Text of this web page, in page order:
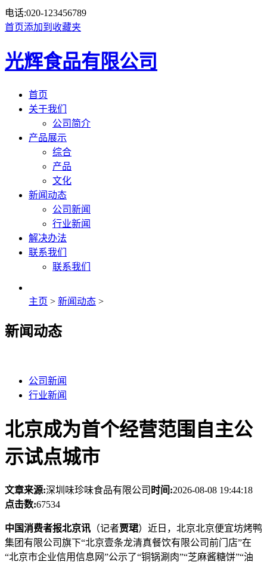
电话:020-123456789
首页添加到收藏夹
光辉食品有限公司
首页
关于我们
公司简介
产品展示
综合
产品
文化
新闻动态
公司新闻
行业新闻
解决办法
联系我们
联系我们
主页 > 新闻动态 >
新闻动态
公司新闻
行业新闻
北京成为首个经营范围自主公
示试点城市
文章来源:深圳味珍味食品有限公司 时间:2026-08-08 19:44:18
点击数:67534
中国消费者报北京讯 （记者贾珺）近日，北京北京便宜坊烤鸭
集团有限公司旗下“北京壹条龙清真餐饮有限公司前门店”在
“北京市企业信用信息网”公示了“铜锅涮肉”“芝麻酱糖饼”“油